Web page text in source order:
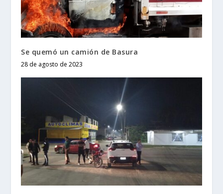
Se quemó un camión de Basura
28 de agosto de 2023